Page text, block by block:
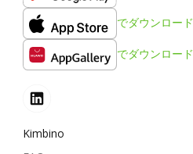
でダウンロード
でダウンロード
Kimbino